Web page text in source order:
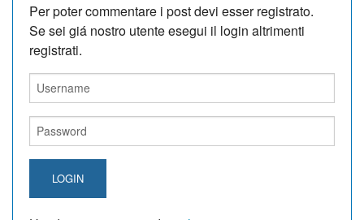
Per poter commentare i post devi esser registrato.
Se sei giá nostro utente esegui il login altrimenti
registrati.
LOGIN